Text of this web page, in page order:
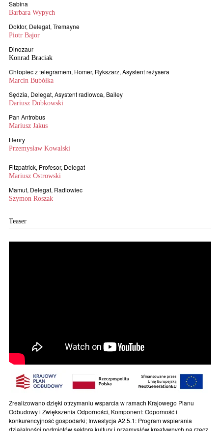
Sabina
Barbara Wypych
Doktor, Delegat, Tremayne
Piotr Bajor
Dinozaur
Konrad Braciak
Chłopiec z telegramem, Homer, Rykszarz, Asystent reżysera
Marcin Bubółka
Sędzia, Delegat, Asystent radiowca, Bailey
Dariusz Dobkowski
Pan Antrobus
Mariusz Jakus
Henry
Przemysław Kowalski
Fitzpatrick, Profesor, Delegat
Mariusz Ostrowski
Mamut, Delegat, Radiowiec
Szymon Roszak
Teaser
Zrealizowano dzięki otrzymaniu wsparcia w ramach Krajowego Planu
Odbudowy i Zwiększenia Odporności, Komponent: Odporność i
konkurencyjność gospodarki; Inwestycja A2.5.1: Program wspierania
działalności podmiotów sektora kultury i przemysłów kreatywnych na rzecz